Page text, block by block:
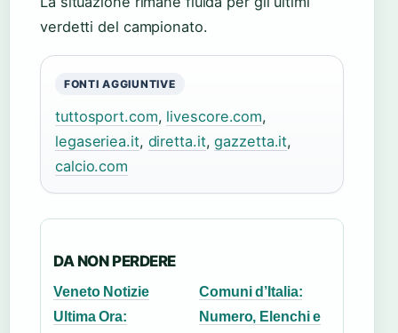
verdetti del campionato.
FONTI AGGIUNTIVE
tuttosport.com, livescore.com,
legaseriea.it, diretta.it,gazzetta.it,
calcio.com
DA NON PERDERE
Veneto Notizie
Ultima Ora:
Comuni d’Italia:
Numero, Elenchi e